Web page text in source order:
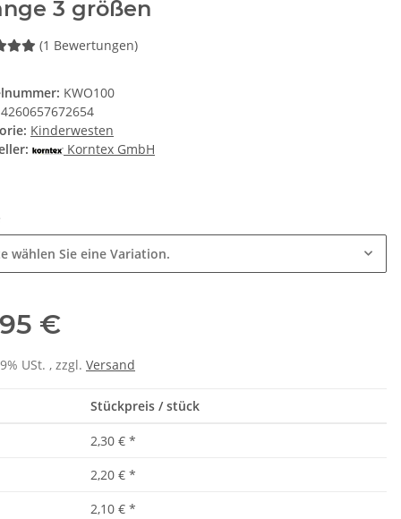
3 größen
(1 Bewertungen)
KWO100
4260657672654
Kinderwesten
Korntex GmbH
wählen Sie eine Variation.
€
USt. , zzgl. Versand
Stückpreis / stück
2,30 € *
2,20 € *
2,10 € *